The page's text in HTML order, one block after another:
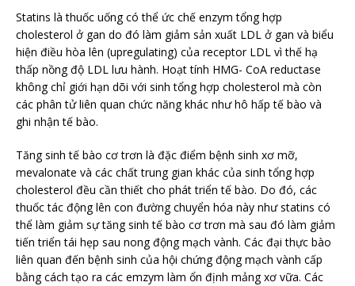
Statins là thuốc uống có thể ức chế enzym tổng hợp
cholesterol ở gan do đó làm giảm sản xuất LDL ở gan và biểu
hiện điều hòa lên (upregulating) của receptor LDL vì thế hạ
thấp nồng độ LDL lưu hành. Hoạt tính HMG- CoA reductase
không chỉ giới hạn dõi với sinh tổng hợp cholesterol mà còn
các phân tử liên quan chức năng khác như hô hấp tế bào và
ghi nhận tế bào.
Tăng sinh tế bào cơ trơn là đặc điểm bệnh sinh xơ mỡ,
mevalonate và các chất trung gian khác của sinh tổng hợp
cholesterol đều cần thiết cho phát triển tế bào. Do đó, các
thuốc tác động lên con đường chuyển hóa này như statins có
thể làm giảm sự tăng sinh tế bào cơ trơn mà sau đó làm giảm
tiến triển tái hẹp sau nong động mạch vành. Các đại thực bào
liên quan đến bệnh sinh của hội chứng động mạch vành cấp
bằng cách tạo ra các emzym làm ổn định mảng xơ vữa. Các